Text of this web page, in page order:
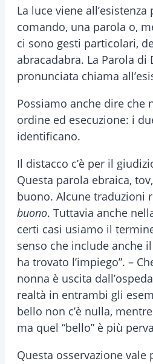
La luce viene
comando, una parola o,
ci sono gesti particolari,
abracadabra. La Parola
pronunciata chiama
Possiamo anche dire che
ordine ed esecuzione: i
identificano.
Il distacco c’è per il
Questa parola ebraica,
buono. Alcune traduzioni
buono. Tuttavia anche
certi casi usiamo il
senso che include anche
ha trovato l’impiego”. –
nonna è uscita
realtà in entrambi gli
bello non c’è nulla,
ma quel “bello” è più
Questa osservazione vale